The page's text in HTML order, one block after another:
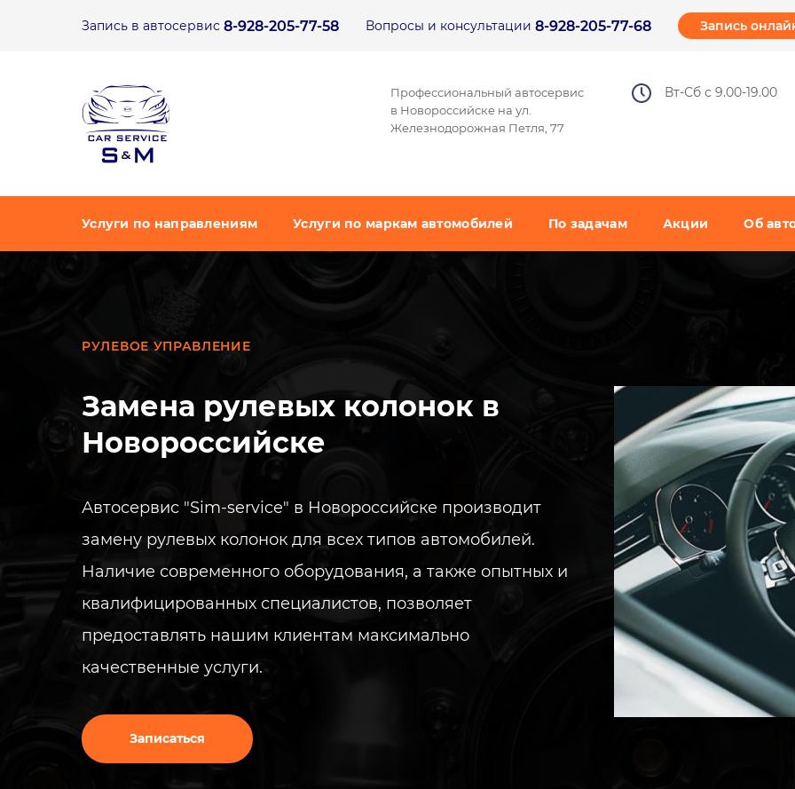
Запись в автосервис​ 8-928-205-77-58 Вопросы и консультации​ 8-928-205-77-68 Запись
Профессиональный автосервис
в Новороссийске на ул.
Железнодорожная Петля, 77
Вт-Сб с 9.00-19.00
Услуги по направлениям Услуги по маркам автомобилей По задачам Акции Об
РУЛЕВОЕ УПРАВЛЕНИЕ​
Замена рулевых колонок в
Новороссийске​
Автосервис "Sim-service" в Новороссийске производит
замену рулевых колонок для всех типов автомобилей.
Наличие современного оборудования, а также опытных и
квалифицированных специалистов, позволяет
предоставлять нашим клиентам максимально
качественные услуги.
Записаться